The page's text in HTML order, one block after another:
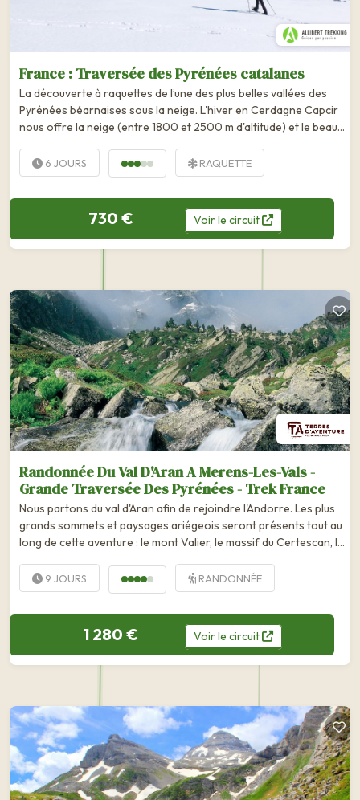
France : Traversée des Pyrénées catalanes
La découverte à raquettes de l’une des plus belles vallées des
Pyrénées béarnaises sous la neige. L'hiver en Cerdagne Capcir
nous offre la neige (entre 1800 et 2500 m d'altitude) et le beau
6 JOURS RAQUETTE
730 € Voirle circuit
Randonnée Du Val D'Aran A Merens-Les-Vals -
Grande Traversée Des Pyrénées - Trek France
Nous partons du val d'Aran afin de rejoindre l'Andorre. Les plus
grands sommets et paysages ariégeois seront présents tout au
long de cette aventure : le mont Valier, le massif du Certescan, la
9 JOURS RANDONNÉE
1 280 € Voirle circuit